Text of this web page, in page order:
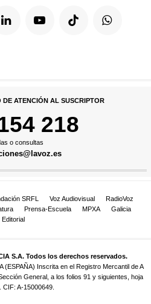
ATENCIÓN AL SUSCRIPTOR
218
o consultas
SRFL Voz Audiovisual
RadioVoz
Prensa-Escuela MPXA
Galicia
Editorial
S.A. Todos los derechos reservados.
(ESPAÑA) Inscrita en el Registro Mercantil de A
General, a los folios 91 y siguientes, hoja
CIF: A-15000649.